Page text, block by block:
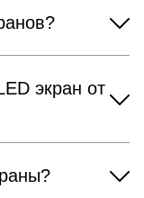
экран от